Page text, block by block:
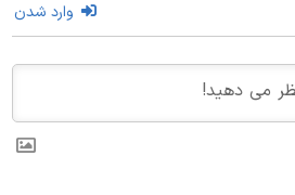
وارد شدن